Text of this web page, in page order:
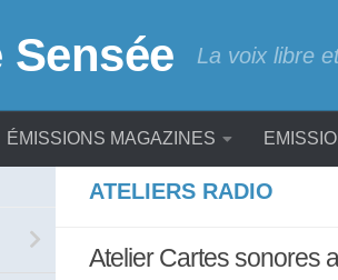
La voix libre
ÉMISSIONS MAGAZINES
ATELIERS RADIO
Atelier Cartes sonores